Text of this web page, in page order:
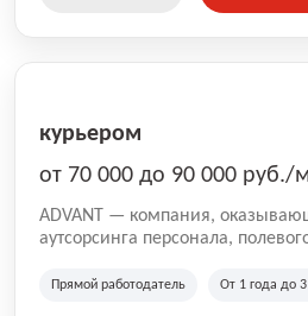
курьером
от 70 000 до 90 000 руб./
ADVANT — компания,
аутсорсинга персонала,
региональных клиентов. Мы
Прямой работодатель От 1 года до 3